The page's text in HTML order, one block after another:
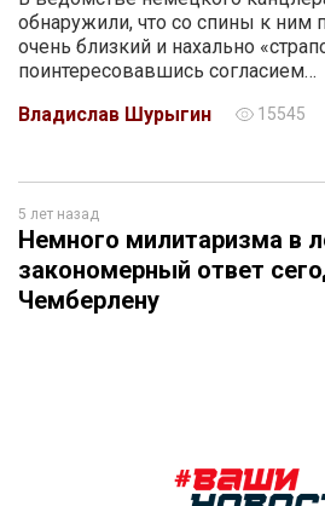
обнаружили, что со спины к ним
очень близкий и нахально
поинтересовавшись согласием…
Владислав Шурыгин
15545
5 лет назад
Немного милитаризма в
закономерный ответ
Чемберлену